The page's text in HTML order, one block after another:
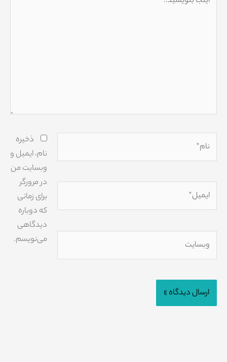
بنویسید..
ایمیل*
ذخیره
نام، ایمیل و
وبسایت من
در مرورگر
برای زمانی
که دوباره
دیدگاهی
می‌نویسم.